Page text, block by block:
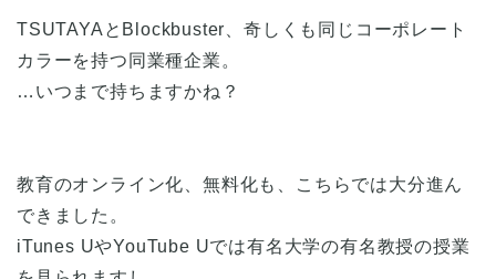
TSUTAYAとBlockbuster、奇しくも同じコーポレート
カラーを持つ同業種企業。
…いつまで持ちますかね？
教育のオンライン化、無料化も、こちらでは大分進ん
できました。
iTunes UやYouTube Uでは有名大学の有名教授の授業